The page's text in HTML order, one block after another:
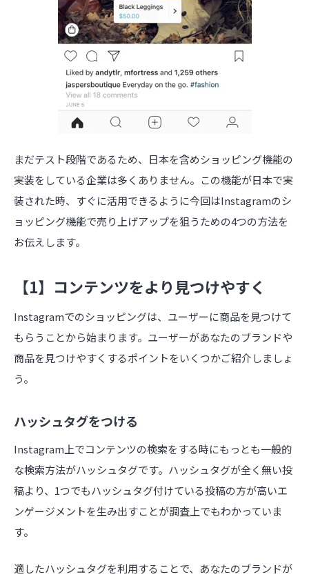
まだテスト段階であるため、日本を含めショッピング機能の
実装をしている企業は多くありません。この機能が日本で実
装された時、すぐに活用できるように今回はInstagramのシ
ョッピング機能で売り上げアップを狙うための4つの方法を
お伝えします。
【1】コンテンツをより見つけやすく
Instagramでのショッピングは、ユーザーに商品を見つけて
もらうことから始まります。ユーザーがあなたのブランドや
商品を見つけやすくするポイントをいくつかご紹介しましょ
う。
ハッシュタグをつける
Instagram上でコンテンツの検索をする時にもっとも一般的
な検索方法がハッシュタグです。ハッシュタグが全く無い投
稿より、1つでもハッシュタグ付けている投稿の方が高いエ
ンゲージメントを生み出すことが調査上でもわかっていま
す。
適したハッシュタグを利用することで、あなたのブランドが